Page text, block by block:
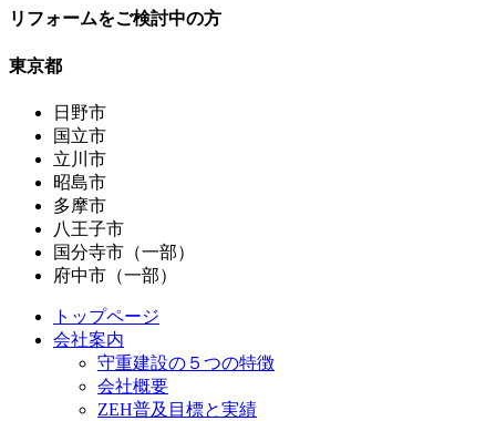
リフォームをご検討中の方
東京都
日野市
国立市
立川市
昭島市
多摩市
八王子市
国分寺市（一部）
府中市（一部）
トップページ
会社案内
守重建設の５つの特徴
会社概要
ZEH普及目標と実績